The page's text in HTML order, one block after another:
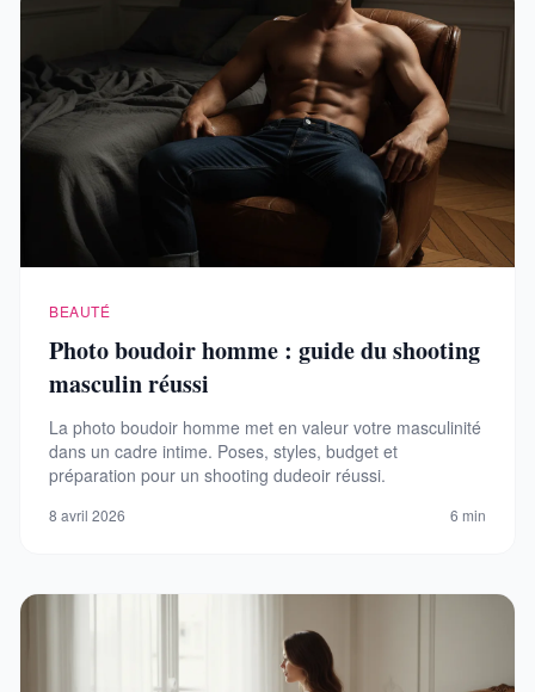
BEAUTÉ
Photo boudoir homme : guide du shooting
masculin réussi
La photo boudoir homme met en valeur votre masculinité
dans un cadre intime. Poses, styles, budget et
préparation pour un shooting dudeoir réussi.
8 avril 2026 6 min